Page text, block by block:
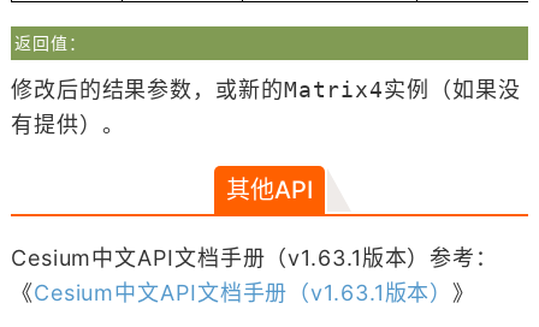
返回值：
修改后的结果参数，或新的Matrix4实例（如果没
有提供）。
其他API
Cesium中文API文档手册（v1.63.1版本）参考：
《Cesium中文API文档手册（v1.63.1版本） 》